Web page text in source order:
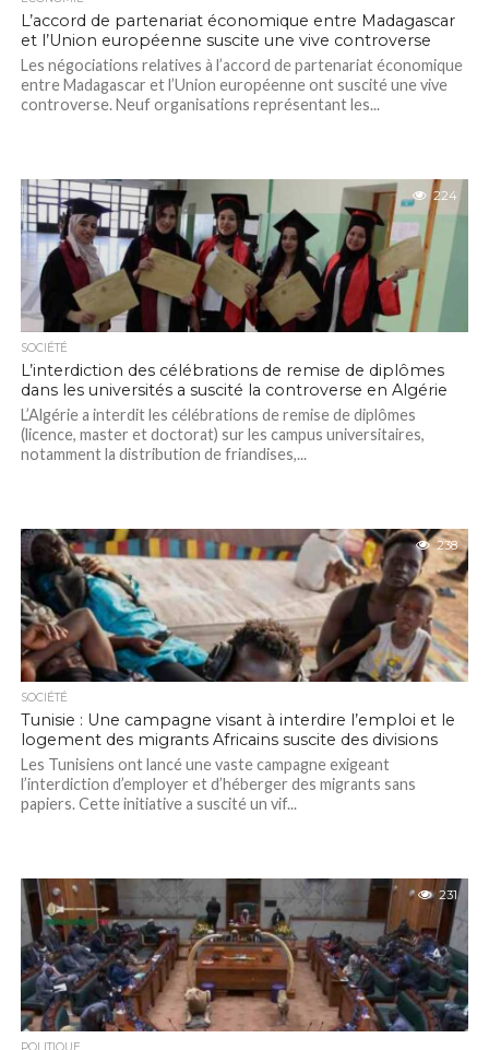
L’accord de partenariat économique entre Madagascar
et l’Union européenne suscite une vive controverse
Les négociations relatives à l’accord de partenariat économique
entre Madagascar et l’Union européenne ont suscité une vive
controverse. Neuf organisations représentant les...
224
SOCIÉTÉ
L’interdiction des célébrations de remise de diplômes
dans les universités a suscité la controverse en Algérie
L’Algérie a interdit les célébrations de remise de diplômes
(licence, master et doctorat) sur les campus universitaires,
notamment la distribution de friandises,...
238
SOCIÉTÉ
Tunisie : Une campagne visant à interdire l’emploi et le
logement des migrants Africains suscite des divisions
Les Tunisiens ont lancé une vaste campagne exigeant
l’interdiction d’employer et d’héberger des migrants sans
papiers. Cette initiative a suscité un vif...
231